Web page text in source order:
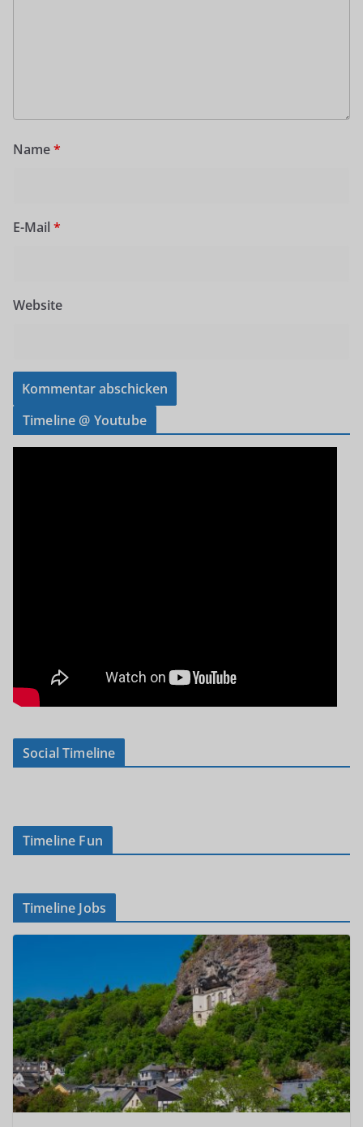
Name*
E-Mail *
Website
Timeline @ Youtube
Social Timeline
Timeline Fun
Timeline Jobs